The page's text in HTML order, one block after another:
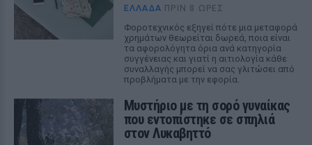
ΕΛΛΆΔΑ ΠΡΙΝ 8 ΏΡΕΣ
Φοροτεχνικός εξηγεί πότε μια μεταφορά
χρημάτων θεωρείται δωρεά, ποια είναι
τα αφορολόγητα όρια ανά κατηγορία
συγγένειας και γιατί η αιτιολογία κάθε
συναλλαγής μπορεί να σας γλιτώσει από
προβλήματα με την εφορία.
Μυστήριο με τη σορό γυναίκας
που εντοπίστηκε σε σπηλιά
στον Λυκαβηττό